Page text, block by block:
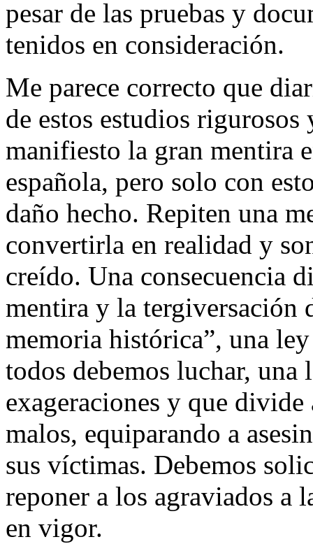
pesar de las pruebas y
tenidos en consideración.
Me parece correcto que
de estos estudios
manifiesto la gran mentira
española, pero solo con
daño hecho. Repiten una
convertirla en realidad y
creído. Una consecuencia
mentira y la tergiversación
memoria histórica”, una
todos debemos luchar, una
exageraciones y que divide
malos, equiparando a
sus víctimas. Debemos
reponer a los agraviados a
en vigor.